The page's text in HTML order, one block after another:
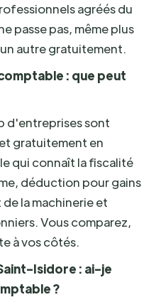
agréés du
passe pas, même plus
autre gratuitement.
: que peut
d'entreprises sont
gratuitement en
qui connaît la fiscalité
déduction pour gains
la machinerie et
Vous comparez,
à vos côtés.
Isidore : ai-je
?